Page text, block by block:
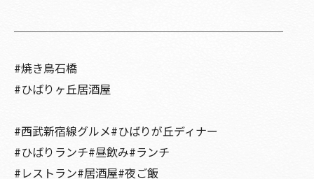
#焼き鳥石橋
#ひばりヶ丘居酒屋
#西武新宿線グルメ#ひばりが丘ディナー
#ひばりランチ#昼飲み#ランチ
#レストラン#居酒屋#夜ご飯